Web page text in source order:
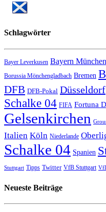
Schlagwörter
Bayer Leverkusen Bayern München
Borussia Mönchengladbach Bremen
DFB DFB-Pokal Düsseldorf
Schalke 04 FIFA Fortuna
Gelsenkirchen
Italien Köln Niederlande
Schalke 04 Spanien
Stuttgart Tipps Twitter VfB Stuttgart
Neueste Beiträge